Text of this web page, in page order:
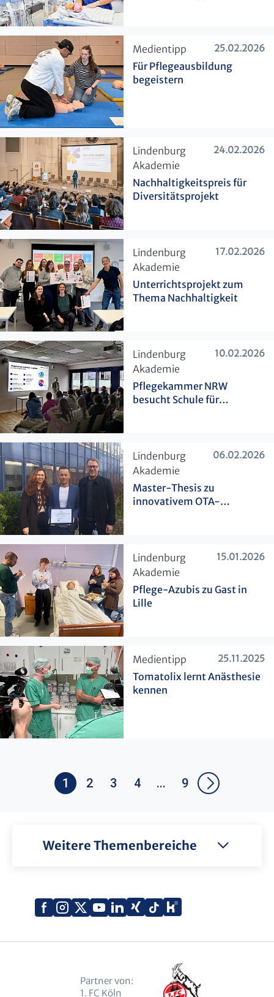
25.02.2026
​Medientipp
Für Pflegeausbildung
begeistern
24.02.2026
​Lindenburg
Akademie
Nachhaltigkeitspreis für
Diversitätsprojekt
17.02.2026
​Lindenburg
Akademie
Unterrichtsprojekt zum
Thema Nachhaltigkeit
10.02.2026
​Lindenburg
Akademie
Pflegekammer NRW
besucht Schule für
06.02.2026
​Lindenburg
Akademie
Master-Thesis zu
innovativem OTA-
15.01.2026
​Lindenburg
Akademie
Pflege-Azubis zu Gast in
Lille
25.11.2025
​Medientipp
Tomatolix lernt Anästhesie
kennen
1 2 3 4 ... 9
Weitere Themenbereiche
Facebook
Instagram
X
YouTube
LinkedIn
Xing TiktokKununu
Partner von:
1. FC Köln